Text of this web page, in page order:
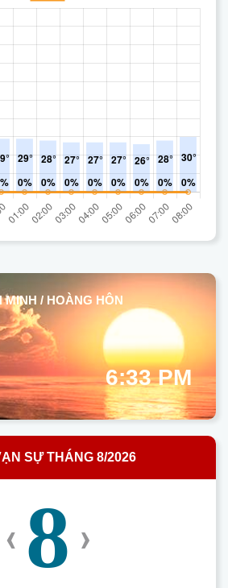
MINH / HOÀNG HÔN
6:33 PM
SỰ THÁNG 8/2026
‹ 8 ›